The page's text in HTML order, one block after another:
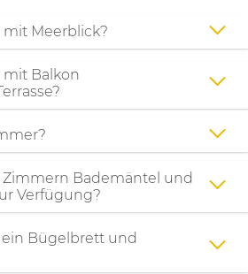
mit Meerblick?
mit Balkon
Zimmern Bademäntel und
Verfügung?
Bügelbrett und